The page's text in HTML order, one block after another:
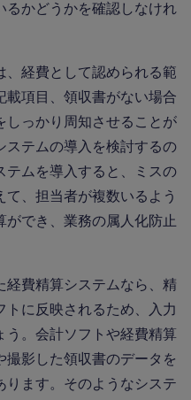
るかどうかを確認しなけれ
、経費として認められる範
載項目、領収書がない場合
しっかり周知させることが
ステムの導入を検討するの
テムを導入すると、ミスの
て、担当者が複数いるよう
ができ、業務の属人化防止
経費精算システムなら、精
に反映されるため、入力
う。会計ソフトや経費精算
撮影した領収書のデータを
ります。そのようなシステ